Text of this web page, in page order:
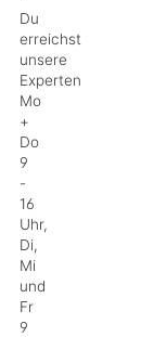
Du
erreichst
unsere
Experten
Mo
+
Do
9
-
16
Uhr,
Di,
Mi
und
Fr
9